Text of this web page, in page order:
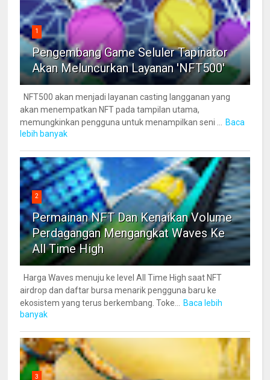
1
Pengembang Game Seluler Tapinator
Akan Meluncurkan Layanan 'NFT500'
NFT500 akan menjadi layanan casting langganan yang
akan menempatkan NFT pada tampilan utama,
memungkinkan pengguna untuk menampilkan seni ...
Baca
lebih banyak
2
Permainan NFT Dan Kenaikan Volume
Perdagangan Mengangkat Waves Ke
All Time High
Harga Waves menuju ke level All Time High saat NFT
airdrop dan daftar bursa menarik pengguna baru ke
ekosistem yang terus berkembang. Toke...
Baca lebih
banyak
3